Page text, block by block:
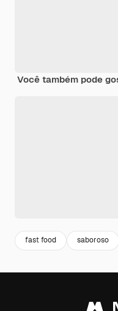
Você também pode
fast food saboroso